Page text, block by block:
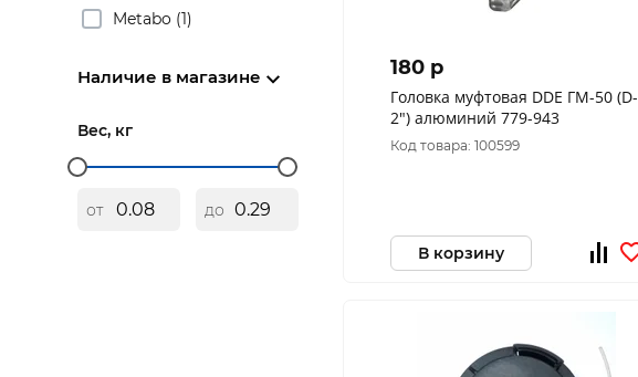
Metabo (1)
Наличие в магазине
Вес, кг
от до
180 p
Головка муфтовая DDE ГМ-50 (D-
2") алюминий 779-943
Код товара: 100599
В корзину